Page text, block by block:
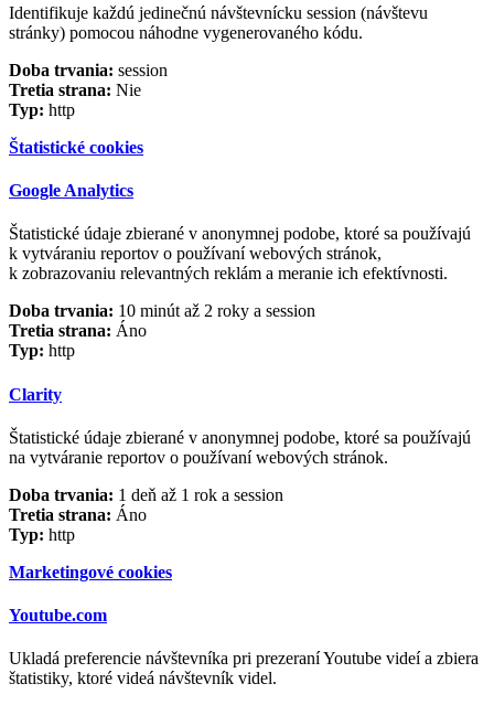
Identifikuje každú jedinečnú návštevnícku session (návštevu
stránky) pomocou náhodne vygenerovaného kódu.
Doba trvania: session
Tretia strana: Nie
Typ: http
Štatistické cookies
Google Analytics
Štatistické údaje zbierané v anonymnej podobe, ktoré sa používajú
k vytváraniu reportov o používaní webových stránok,
k zobrazovaniu relevantných reklám a meranie ich efektívnosti.
Doba trvania: 10 minút až 2 roky a session
Tretia strana: Áno
Typ: http
Clarity
Štatistické údaje zbierané v anonymnej podobe, ktoré sa používajú
na vytváranie reportov o používaní webových stránok.
Doba trvania: 1 deň až 1 rok a session
Tretia strana: Áno
Typ: http
Marketingové cookies
Youtube.com
Ukladá preferencie návštevníka pri prezeraní Youtube videí a zbiera
štatistiky, ktoré videá návštevník videl.